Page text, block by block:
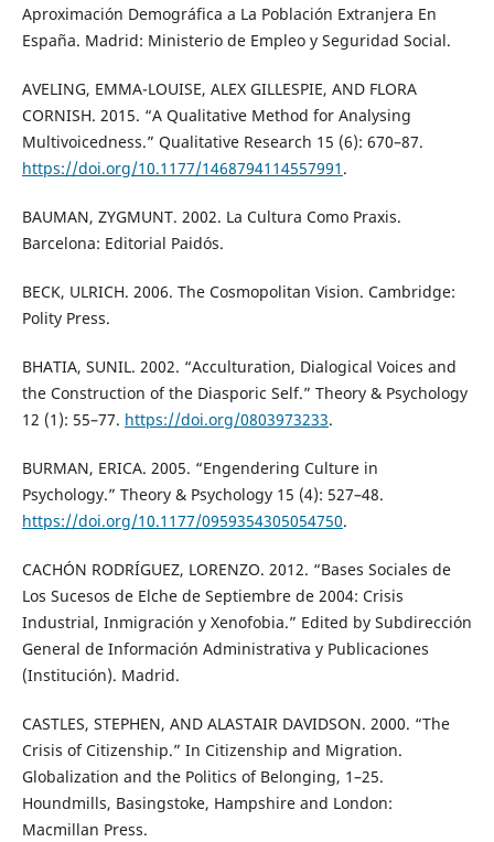
Aproximación Demográfica a La Población Extranjera En
España. Madrid: Ministerio de Empleo y Seguridad Social.
AVELING, EMMA-LOUISE, ALEX GILLESPIE, AND FLORA
CORNISH. 2015. “A Qualitative Method for Analysing
Multivoicedness.” Qualitative Research 15 (6): 670–87.
https://doi.org/10.1177/1468794114557991 .
BAUMAN, ZYGMUNT. 2002. La Cultura Como Praxis.
Barcelona: Editorial Paidós.
BECK, ULRICH. 2006. The Cosmopolitan Vision. Cambridge:
Polity Press.
BHATIA, SUNIL. 2002. “Acculturation, Dialogical Voices and
the Construction of the Diasporic Self.” Theory & Psychology
12 (1): 55–77. https://doi.org/0803973233.
BURMAN, ERICA. 2005. “Engendering Culture in
Psychology.” Theory & Psychology 15 (4): 527–48.
https://doi.org/10.1177/0959354305054750.
CACHÓN RODRÍGUEZ, LORENZO. 2012. “Bases Sociales de
Los Sucesos de Elche de Septiembre de 2004: Crisis
Industrial, Inmigración y Xenofobia.” Edited by Subdirección
General de Información Administrativa y Publicaciones
(Institución). Madrid.
CASTLES, STEPHEN, AND ALASTAIR DAVIDSON. 2000. “The
Crisis of Citizenship.” In Citizenship and Migration.
Globalization and the Politics of Belonging, 1–25.
Houndmills, Basingstoke, Hampshire and London:
Macmillan Press.